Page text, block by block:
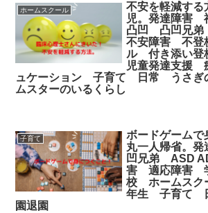
ホームスクール
不安を軽減する
児。発達障害
凸凹 凸凹兄
不安障害 不登
ル 付き添い
児童発達支援
ュケーション 子育て 日常 うさぎ
ムスターのいるくらし
子育て
ボードゲームで
丸一人帰省。
凹兄弟 ASD
害 適応障害
校 ホームスク
年生 子育て
園退園